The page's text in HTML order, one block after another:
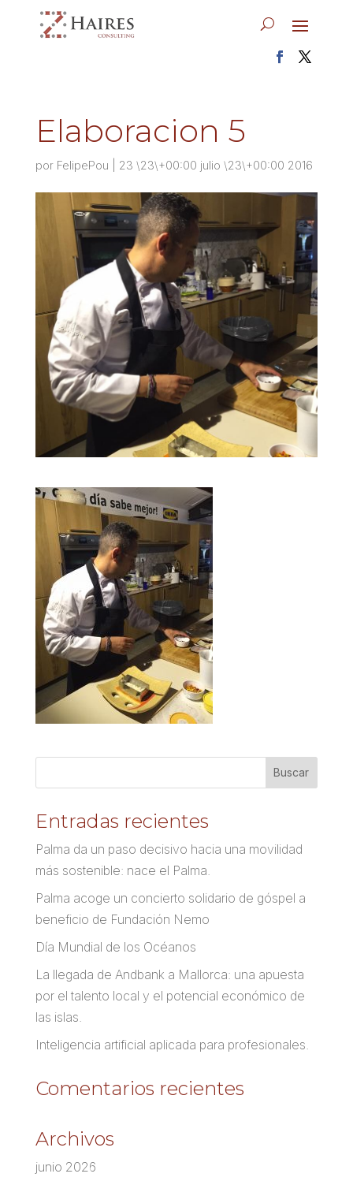
Elaboracion 5
por FelipePou 23 \23\+00:00 julio \23\+00:00 2016
Entradas recientes
Palma da un paso decisivo hacia una movilidad
más sostenible: nace el Palma.
Palma acoge un concierto solidario de góspel a
beneficio de Fundación Nemo
Día Mundial de los Océanos
La llegada de Andbank a Mallorca: una apuesta
por el talento local y el potencial económico de
las islas.
Inteligencia artificial aplicada para profesionales.
Comentarios recientes
Archivos
junio 2026